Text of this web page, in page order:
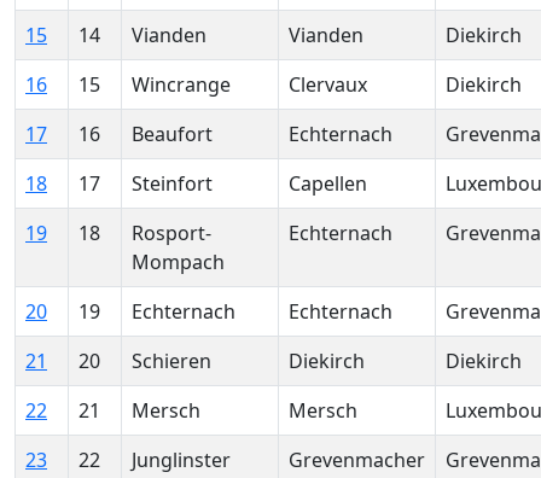
15
14 Vianden Vianden
Diekirch
16
15 Wincrange Clervaux
Diekirch
17
16 Beaufort Echternach
18
17 Steinfort Capellen
19
18
Rosport-
Mompach
Echternach
20 19 Echternach Echternach
21
20 Schieren Diekirch
Diekirch
22
21 Mersch Mersch
23
22 Junglinster Grevenmacher